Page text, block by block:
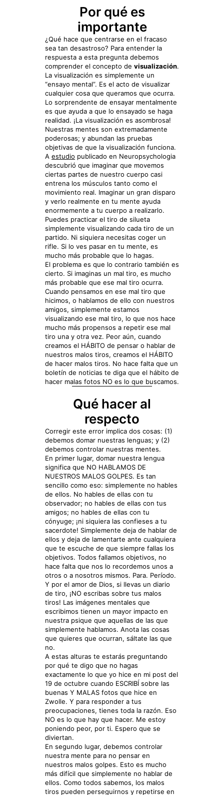
Por qué es
importante
¿Qué hace que centrarse en el fracaso
sea tan desastroso? Para entender la
respuesta a esta pregunta debemos
comprender el concepto de visualización.
La visualización es simplemente un
“ensayo mental”. Es el acto de visualizar
cualquier cosa que queramos que ocurra.
Lo sorprendente de ensayar mentalmente
es que ayuda a que lo ensayado se haga
realidad. ¡La visualización es asombrosa!
Nuestras mentes son extremadamente
poderosas; y abundan las pruebas
objetivas de que la visualización funciona.
A estudio publicado en Neuropsychologia
descubrió que imaginar que movemos
ciertas partes de nuestro cuerpo casi
entrena los músculos tanto como el
movimiento real. Imaginar un gran disparo
y verlo realmente en tu mente ayuda
enormemente a tu cuerpo a realizarlo.
Puedes practicar el tiro de silueta
simplemente visualizando cada tiro de un
partido. Ni siquiera necesitas coger un
rifle. Si lo ves pasar en tu mente, es
mucho más probable que lo hagas.
El problema es que lo contrario también es
cierto. Si imaginas un mal tiro, es mucho
más probable que ese mal tiro ocurra.
Cuando pensamos en ese mal tiro que
hicimos, o hablamos de ello con nuestros
amigos, simplemente estamos
visualizando ese mal tiro, lo que nos hace
mucho más propensos a repetir ese mal
tiro una y otra vez. Peor aún, cuando
creamos el HÁBITO de pensar o hablar de
nuestros malos tiros, creamos el HÁBITO
de hacer malos tiros. No hace falta que un
boletín de noticias te diga que el hábito de
hacer malas fotos NO es lo que buscamos.
Qué hacer al
respecto
Corregir este error implica dos cosas: (1)
debemos domar nuestras lenguas; y (2)
debemos controlar nuestras mentes.
En primer lugar, domar nuestra lengua
significa que NO HABLAMOS DE
NUESTROS MALOS GOLPES. Es tan
sencillo como eso: simplemente no hables
de ellos. No hables de ellas con tu
observador; no hables de ellas con tus
amigos; no hables de ellas con tu
cónyuge; ¡ni siquiera las confieses a tu
sacerdote! Simplemente deja de hablar de
ellos y deja de lamentarte ante cualquiera
que te escuche de que siempre fallas los
objetivos. Todos fallamos objetivos, no
hace falta que nos lo recordemos unos a
otros o a nosotros mismos. Para. Período.
Y por el amor de Dios, si llevas un diario
de tiro, ¡NO escribas sobre tus malos
tiros! Las imágenes mentales que
escribimos tienen un mayor impacto en
nuestra psique que aquellas de las que
simplemente hablamos. Anota las cosas
que quieres que ocurran, sáltate las que
no.
A estas alturas te estarás preguntando
por qué te digo que no hagas
exactamente lo que yo hice en mi post del
19 de octubre cuando ESCRIBÍ sobre las
buenas Y MALAS fotos que hice en
Zwolle. Y para responder a tus
preocupaciones, tienes toda la razón. Eso
NO es lo que hay que hacer. Me estoy
poniendo peor, por ti. Espero que se
diviertan.
En segundo lugar, debemos controlar
nuestra mente para no pensar en
nuestros malos golpes. Esto es mucho
más difícil que simplemente no hablar de
ellos. Como todos sabemos, los malos
tiros pueden perseguirnos y repetirse en